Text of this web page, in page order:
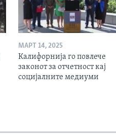
МАРТ 14, 2025
Калифорнија го повлече
законот за отчетност кај
социјалните медиуми